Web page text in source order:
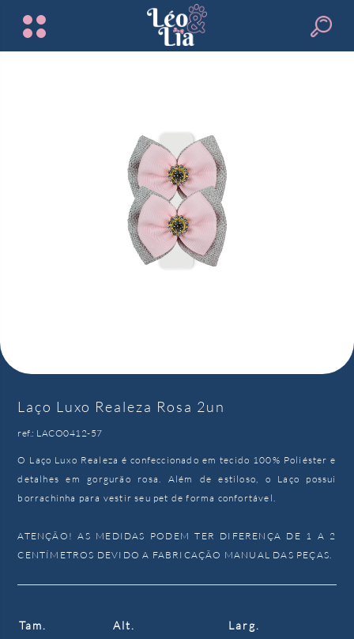
Laço Luxo Realeza Rosa 2un
ref.: LACO0412-57
O Laço Luxo Realeza é confeccionado em tecido 100% Poliéster e
detalhes em gorgurão rosa. Além de estiloso, o Laço possui
borrachinha para vestir seu pet de forma confortável.
ATENÇÃO! AS MEDIDAS PODEM TER DIFERENÇA DE 1 A 2
CENTÍMETROS DEVIDO A FABRICAÇÃO MANUAL DAS PEÇAS.
Tam. Alt. Larg.